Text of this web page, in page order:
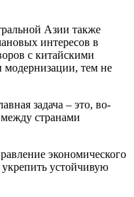
Азии также
интересов в
с китайскими
модернизации, тем не
задача – это, во-
странами
экономического
устойчивую